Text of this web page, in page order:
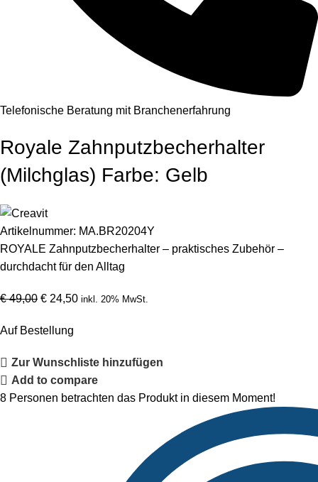
Telefonische Beratung mit Branchenerfahrung
Royale Zahnputzbecherhalter
(Milchglas) Farbe: Gelb
Artikelnummer: MA.BR20204Y
ROYALE Zahnputzbecherhalter – praktisches Zubehör –
durchdacht für den Alltag
€49,00 € 24,50 inkl. 20% MwSt.
Auf Bestellung
Zur Wunschliste hinzufügen
Add to compare
8 Personen betrachten das Produkt in diesem Moment!